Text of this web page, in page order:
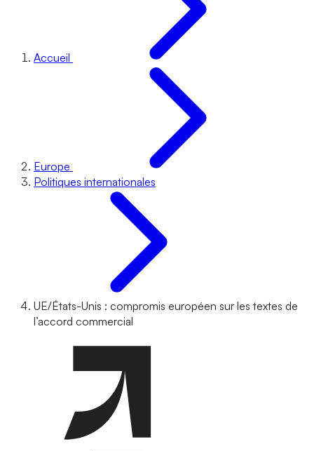
Accueil
Europe
Politiques internationales
UE/États-Unis : compromis européen sur les textes de
l’accord commercial